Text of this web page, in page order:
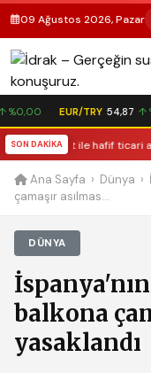
09 Ağustos 2026, Pazar
EUR/TRY 54,87 ↑
SON DAKİKA
kamyonet ile hafif ticari
Ana Sayfa › Dünya ›
çamaşır asılmas...
DÜNYA
balkona
yasaklandı